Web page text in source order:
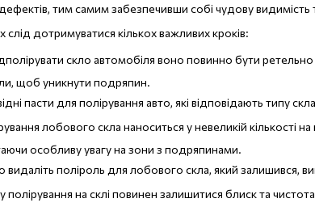
тим самим забезпечивши собі чудову
дотримуватися кількох важливих кроків:
скло автомобіля воно повинно бути
щоб уникнути подряпин.
пасти для полірування авто, які відповідають типу
лобового скла наноситься у невеликій кількості
особливу увагу на зони з подряпинами.
видаліть поліроль для лобового скла, який залишився,
полірування на склі повинен залишитися блиск та